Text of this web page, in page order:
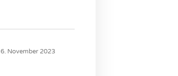
6. November 2023